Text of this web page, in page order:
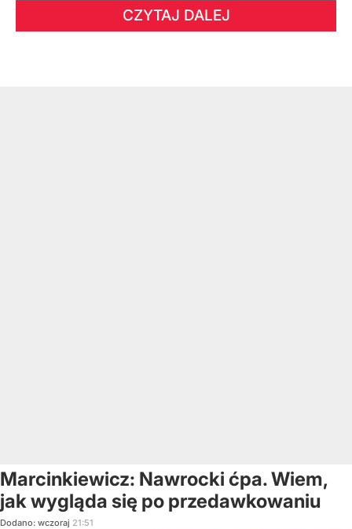
CZYTAJ DALEJ
Marcinkiewicz: Nawrocki ćpa. Wiem,
jak wygląda się po przedawkowaniu
Dodano: wczoraj 21:51